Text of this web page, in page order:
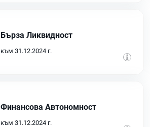
Бърза Ликвидност
към 31.12.2024 г.
Финансова Автономност
към 31.12.2024 г.